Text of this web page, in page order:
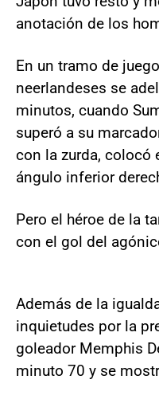
anotación de los
En un tramo de
neerlandeses se
minutos, cuando
superó a su
con la zurda, colocó
ángulo inferior
Pero el héroe de la
con el gol del
Además de la
inquietudes por la
goleador Memphis
minuto 70 y se